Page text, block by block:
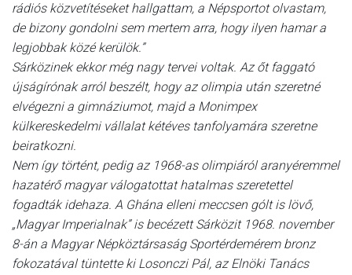
rádiós közvetítéseket hallgattam, a Népsportot olvastam,
de bizony gondolni sem mertem arra, hogy ilyen hamar a
legjobbak közé kerülök.”
Sárközinek ekkor még nagy tervei voltak. Az őt faggató
újságírónak arról beszélt, hogy az olimpia után szeretné
elvégezni a gimnáziumot, majd a Monimpex
külkereskedelmi vállalat kétéves tanfolyamára szeretne
beiratkozni.
Nem így történt, pedig az 1968-as olimpiáról aranyéremmel
hazatérő magyar válogatottat hatalmas szeretettel
fogadták idehaza. A Ghána elleni meccsen gólt is lövő,
„Magyar Imperialnak” is becézett Sárközit 1968. november
8-án a Magyar Népköztársaság Sportérdemérem bronz
fokozatával tüntette ki Losonczi Pál, az Elnöki Tanács